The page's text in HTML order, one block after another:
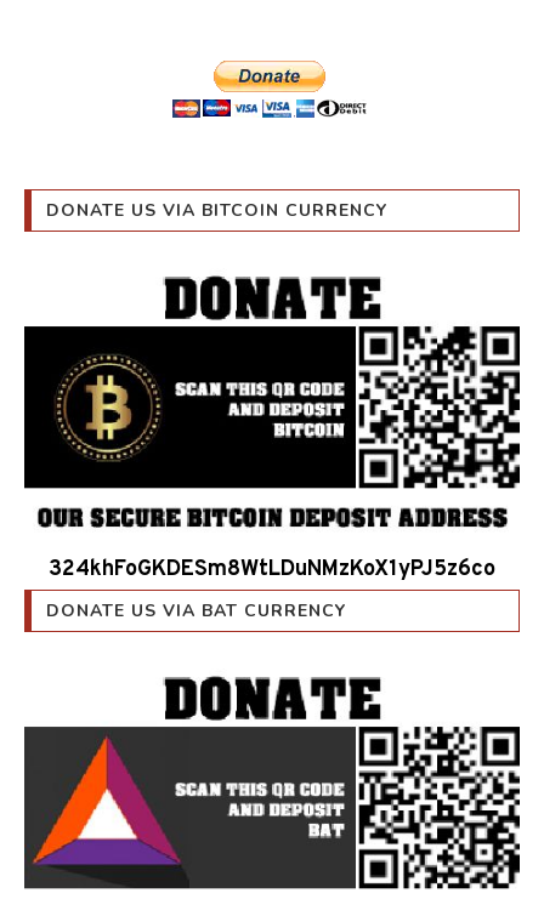
DONATE US VIA BITCOIN CURRENCY
DONATE US VIA BAT CURRENCY